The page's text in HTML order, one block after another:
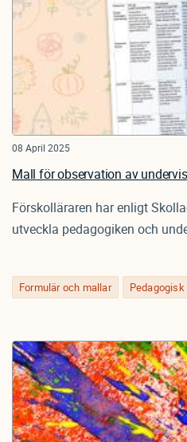
Formulär och mallar
08 April 2025
Mall för observation av
Förskolläraren har enligt
utveckla pedagogiken och